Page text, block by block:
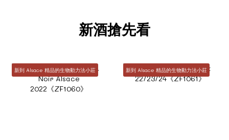
新酒搶先看
新到 Alsace 精品的生物動力法小莊 新到 Alsace 精品的生物動力法小莊